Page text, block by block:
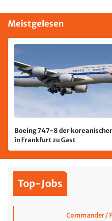
Meistgelesen
Boeing 747-8 der
in Frankfurt zu Gast
Top-Jobs
Commander /